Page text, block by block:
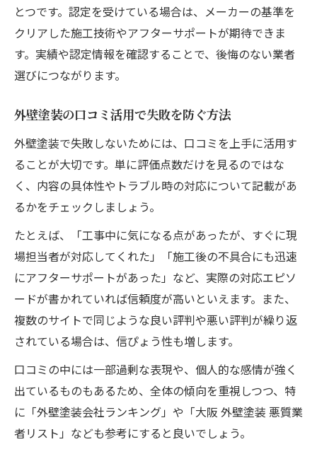
とつです。認定を受けている場合は、メーカーの基準を
クリアした施工技術やアフターサポートが期待できま
す。実績や認定情報を確認することで、後悔のない業者
選びにつながります。
外壁塗装の口コミ活用で失敗を防ぐ方法
外壁塗装で失敗しないためには、口コミを上手に活用す
ることが大切です。単に評価点数だけを見るのではな
く、内容の具体性やトラブル時の対応について記載があ
るかをチェックしましょう。
たとえば、「工事中に気になる点があったが、すぐに現
場担当者が対応してくれた」「施工後の不具合にも迅速
にアフターサポートがあった」など、実際の対応エピソ
ードが書かれていれば信頼度が高いといえます。また、
複数のサイトで同じような良い評判や悪い評判が繰り返
されている場合は、信ぴょう性も増します。
口コミの中には一部過剰な表現や、個人的な感情が強く
出ているものもあるため、全体の傾向を重視しつつ、特
に「外壁塗装会社ランキング」や「大阪 外壁塗装 悪質業
者リスト」なども参考にすると良いでしょう。